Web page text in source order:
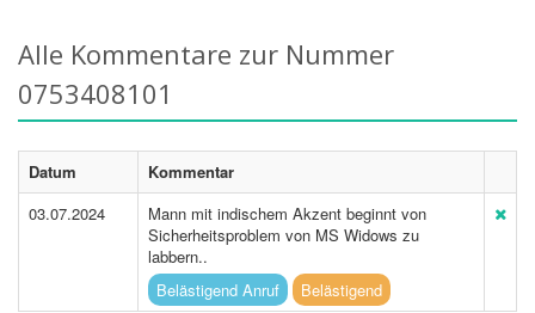
Alle Kommentare zur Nummer
0753408101
Datum
Kommentar
03.07.2024
Mann mit indischem Akzent beginnt von
Sicherheitsproblem von MS Widows zu
labbern..
Belästigend Anruf
Belästigend